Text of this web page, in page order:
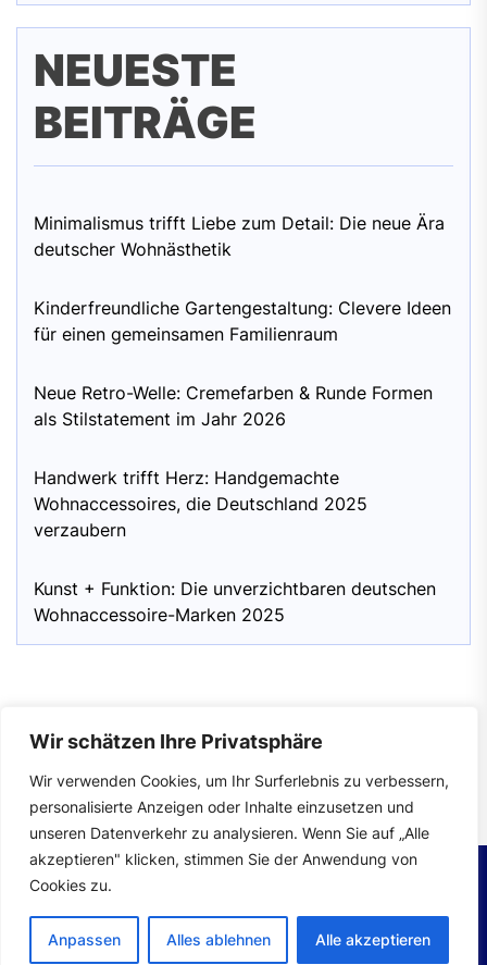
Wir schätzen Ihre Privatsphäre
Wir verwenden Cookies, um Ihr Surferlebnis zu verbessern,
personalisierte Anzeigen oder Inhalte einzusetzen und
unseren Datenverkehr zu analysieren. Wenn Sie auf „Alle
akzeptieren" klicken, stimmen Sie der Anwendung von
Cookies zu.
Anpassen Alles ablehnen Alle akzeptieren
NEUESTE
BEITRÄGE
Minimalismus trifft Liebe zum Detail: Die neue Ära
deutscher Wohnästhetik
Kinderfreundliche Gartengestaltung: Clevere Ideen
für einen gemeinsamen Familienraum
Neue Retro-Welle: Cremefarben & Runde Formen
als Stilstatement im Jahr 2026
Handwerk trifft Herz: Handgemachte
Wohnaccessoires, die Deutschland 2025
verzaubern
Kunst + Funktion: Die unverzichtbaren deutschen
Wohnaccessoire-Marken 2025
Impressum|Datenschutzerklärung
Copyright © 2026 wohntrends.All rights reserved.
Theme: Mahalo By
Themeinwp.Powered byWordPress.